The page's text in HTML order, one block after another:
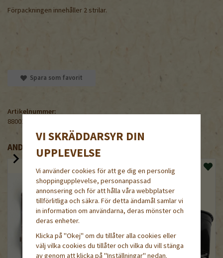
Förpackningen innehåller 2 strilar.
Spara som favorit
Artikelnummer:
880017
ANDRA KÖPTE ÄVEN
VI SKRÄDDARSYR DIN
UPPLEVELSE
Vi använder cookies för att ge dig en personlig
shoppingupplevelse, personanpassad
annonsering och för att hålla våra webbplatser
tillförlitliga och säkra. För detta ändamål samlar vi
in information om användarna, deras mönster och
deras enheter.
Klicka på "Okej" om du tillåter alla cookies eller
välj vilka cookies du tillåter och vilka du vill stänga
av genom att klicka på "Inställningar" nedan.